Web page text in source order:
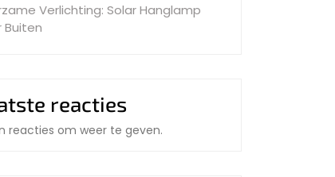
Verlichting: Solar Hanglamp
Buiten
reacties
reacties om weer te geven.